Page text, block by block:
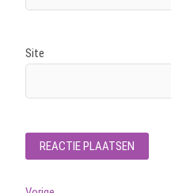
Site